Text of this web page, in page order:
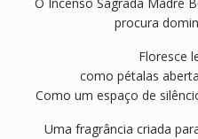
O Incenso Sagrada Madre
procura
Floresce
como pétalas
Como um espaço de
Uma fragrância criada